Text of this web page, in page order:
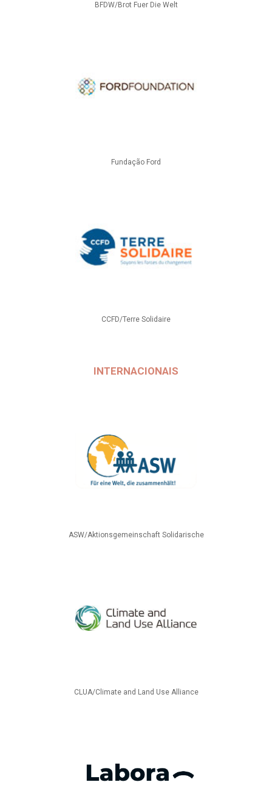
BFDW/Brot Fuer Die Welt
Fundação Ford
CCFD/Terre Solidaire
INTERNACIONAIS
ASW/Aktionsgemeinschaft Solidarische
CLUA/Climate and Land Use Alliance